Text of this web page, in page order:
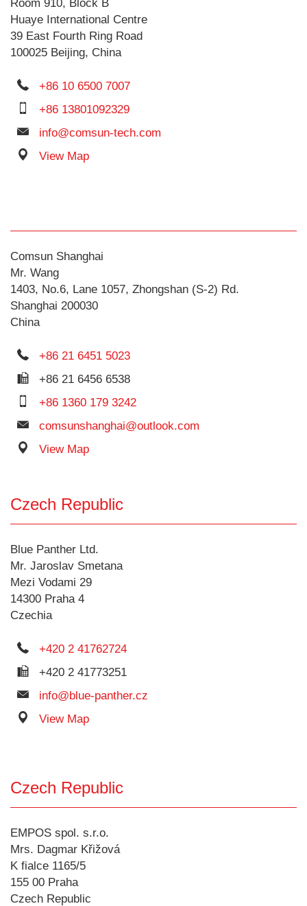
Room 910, Block B
Huaye International Centre
39 East Fourth Ring Road
100025 Beijing, China
+86 10 6500 7007
+86 13801092329
info@comsun-tech.com
View Map
Comsun Shanghai
Mr. Wang
1403, No.6, Lane 1057, Zhongshan (S-2) Rd.
Shanghai 200030
China
+86 21 6451 5023
+86 21 6456 6538
+86 1360 179 3242
comsunshanghai@outlook.com
View Map
Czech Republic
Blue Panther Ltd.
Mr. Jaroslav Smetana
Mezi Vodami 29
14300 Praha 4
Czechia
+420 2 41762724
+420 2 41773251
info@blue-panther.cz
View Map
Czech Republic
EMPOS spol. s.r.o.
Mrs. Dagmar Křižová
K fialce 1165/5
155 00 Praha
Czech Republic